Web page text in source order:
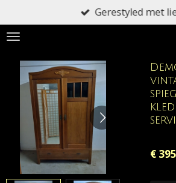
direct
naar
hoofdinhoud
Gerestyled met
€